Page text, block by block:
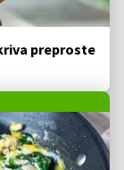
preproste